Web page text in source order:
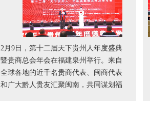
2月9日，第十二届天下贵州人年度盛典
暨贵商总会年会在福建泉州举行。来自
全球各地的近千名贵商代表、闽商代表
和广大黔人贵友汇聚闽南，共同谋划福